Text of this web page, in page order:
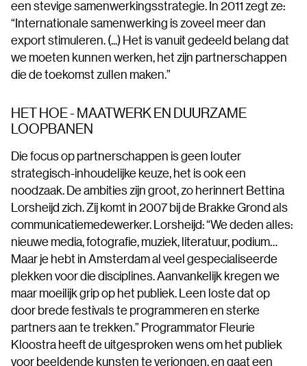
een stevige samenwerkingsstrategie. In 2011 zegt ze:
“Internationale samenwerking is zoveel meer dan
export stimuleren. (...) Het is vanuit gedeeld belang dat
we moeten kunnen werken, het zijn partnerschappen
die de toekomst zullen maken.”
HET HOE - MAATWERK EN DUURZAME
LOOPBANEN
Die focus op partnerschappen is geen louter
strategisch-inhoudelijke keuze, het is ook een
noodzaak. De ambities zijn groot, zo herinnert Bettina
Lorsheijd zich. Zij komt in 2007 bij de Brakke Grond als
communicatiemedewerker. Lorsheijd: “We deden alles:
nieuwe media, fotografie, muziek, literatuur, podium…
Maar je hebt in Amsterdam al veel gespecialiseerde
plekken voor die disciplines. Aanvankelijk kregen we
maar moeilijk grip op het publiek. Leen loste dat op
door brede festivals te programmeren en sterke
partners aan te trekken.” Programmator Fleurie
Kloostra heeft de uitgesproken wens om het publiek
voor beeldende kunsten te verjongen, en gaat een